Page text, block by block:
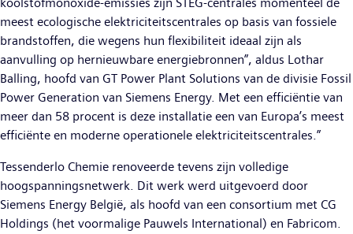
meest ecologische elektriciteitscentrales op basis van fossiele
brandstoffen, die wegens hun flexibiliteit ideaal zijn als
aanvulling op hernieuwbare energiebronnen”, aldus Lothar
Balling, hoofd van GT Power Plant Solutions van de divisie Fossil
Power Generation van Siemens Energy. Met een efficiëntie van
meer dan 58 procent is deze installatie een van Europa’s meest
efficiënte en moderne operationele elektriciteitscentrales.”
Tessenderlo Chemie renoveerde tevens zijn volledige
hoogspanningsnetwerk. Dit werk werd uitgevoerd door
Siemens Energy België, als hoofd van een consortium met CG
Holdings (het voormalige Pauwels International) en Fabricom.